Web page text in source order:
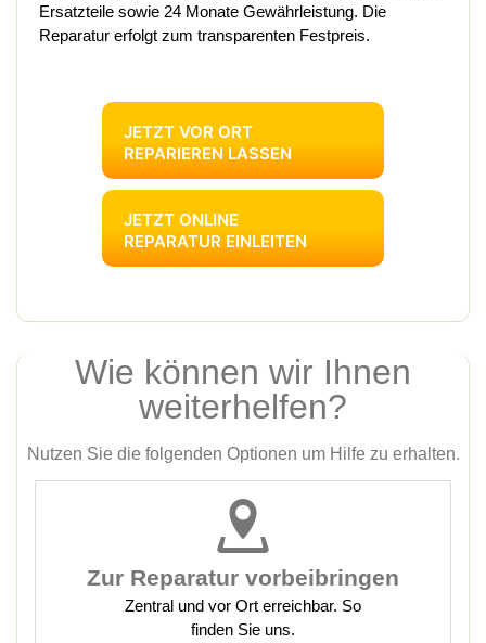
Ersatzteile sowie 24 Monate Gewährleistung. Die
Reparatur erfolgt zum transparenten Festpreis.
JETZT VOR ORT
REPARIEREN LASSEN
JETZT ONLINE
REPARATUR EINLEITEN
Wie können wir Ihnen
weiterhelfen?
Nutzen Sie die folgenden Optionen um Hilfe zu erhalten.
Zur Reparatur vorbeibringen
Zentral und vor Ort erreichbar. So
finden Sie uns.